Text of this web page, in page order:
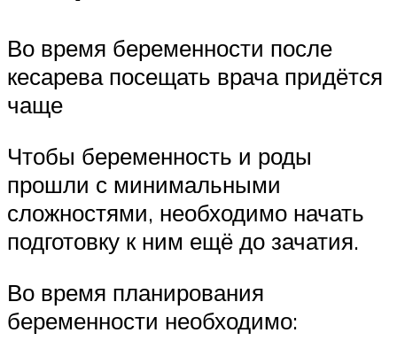
Во время беременности после
кесарева посещать врача придётся
чаще
Чтобы беременность и роды
прошли с минимальными
сложностями, необходимо начать
подготовку к ним ещё до зачатия.
Во время планирования
беременности необходимо: